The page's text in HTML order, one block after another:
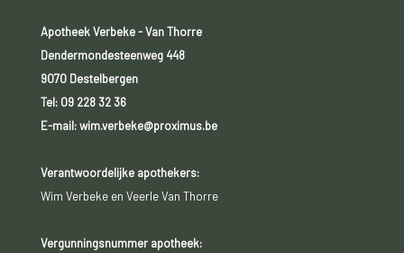
Apotheek Verbeke - Van Thorre
Dendermondesteenweg 448
9070 Destelbergen
Tel: 09 228 32 36
E-mail: wim.verbeke@proximus.be
Verantwoordelijke apothekers:
Wim Verbeke en Veerle Van Thorre
Vergunningsnummer apotheek: